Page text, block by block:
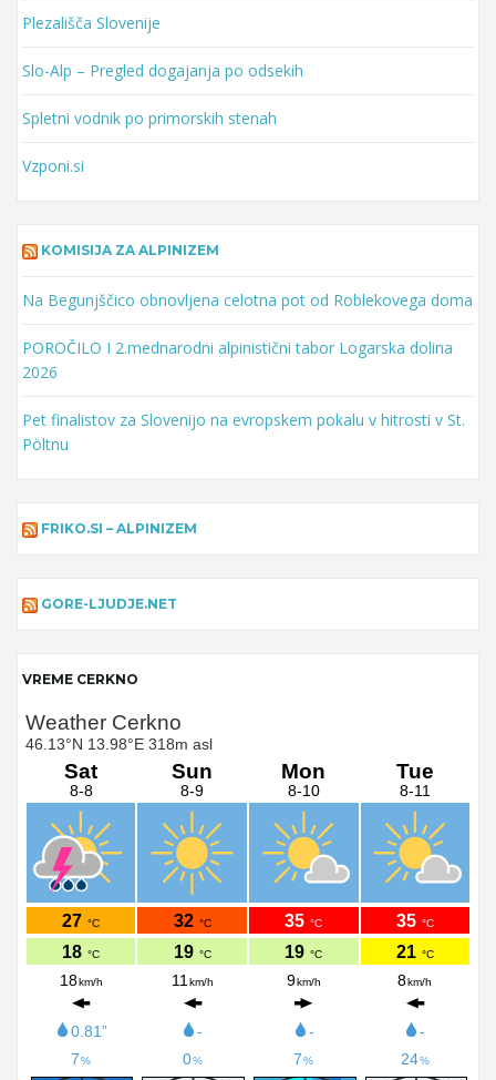
Plezališča Slovenije
Slo-Alp – Pregled dogajanja po odsekih
Spletni vodnik po primorskih stenah
Vzponi.si
KOMISIJA ZA ALPINIZEM
Na Begunjščico obnovljena celotna pot od Roblekovega doma
POROČILO I 2.mednarodni alpinistični tabor Logarska dolina
2026
Pet finalistov za Slovenijo na evropskem pokalu v hitrosti v St.
Pöltnu
FRIKO.SI – ALPINIZEM
GORE-LJUDJE.NET
VREME CERKNO